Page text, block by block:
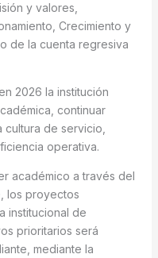
y valores,
Crecimiento y
de la cuenta regresiva
2026 la institución
continuar
de servicio,
operativa.
académico a través del
los proyectos
institucional de
prioritarios será
mediante la